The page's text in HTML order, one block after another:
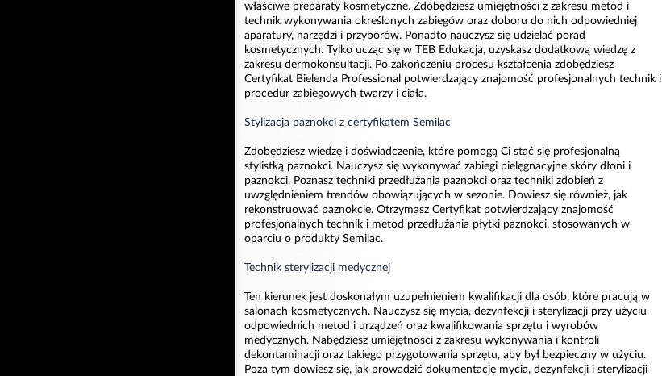
właściwe preparaty kosmetyczne. Zdobędziesz umiejętności z zakresu metod i
technik wykonywania określonych zabiegów oraz doboru do nich odpowiedniej
aparatury, narzędzi i przyborów. Ponadto nauczysz się udzielać porad
kosmetycznych. Tylko ucząc się w TEB Edukacja, uzyskasz dodatkową wiedzę z
zakresu dermokonsultacji. Po zakończeniu procesu kształcenia zdobędziesz
Certyfikat Bielenda Professional potwierdzający znajomość profesjonalnych technik i
procedur zabiegowych twarzy i ciała.
Stylizacja paznokci z certyfikatem Semilac
Zdobędziesz wiedzę i doświadczenie, które pomogą Ci stać się profesjonalną
stylistką paznokci. Nauczysz się wykonywać zabiegi pielęgnacyjne skóry dłoni i
paznokci. Poznasz techniki przedłużania paznokci oraz techniki zdobień z
uwzględnieniem trendów obowiązujących w sezonie. Dowiesz się również, jak
rekonstruować paznokcie. Otrzymasz Certyfikat potwierdzający znajomość
profesjonalnych technik i metod przedłużania płytki paznokci, stosowanych w
oparciu o produkty Semilac.
Technik sterylizacji medycznej
Ten kierunek jest doskonałym uzupełnieniem kwalifikacji dla osób, które pracują w
salonach kosmetycznych. Nauczysz się mycia, dezynfekcji i sterylizacji przy użyciu
odpowiednich metod i urządzeń oraz kwalifikowania sprzętu i wyrobów
medycznych. Nabędziesz umiejętności z zakresu wykonywania i kontroli
dekontaminacji oraz takiego przygotowania sprzętu, aby był bezpieczny w użyciu.
Poza tym dowiesz się, jak prowadzić dokumentację mycia, dezynfekcji i sterylizacji